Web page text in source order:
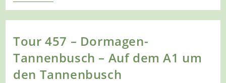
462
–
Grevenbroich
Mit
Dem
In
Die
Gustorfer
Tour 457 – Dormagen-
Tannenbusch – Auf dem A1 um
den Tannenbusch